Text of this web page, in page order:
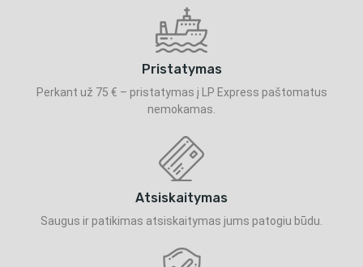
Pristatymas
Perkant už 75 € – pristatymas į LP Express paštomatus
nemokamas.
Atsiskaitymas
Saugus ir patikimas atsiskaitymas jums patogiu būdu.